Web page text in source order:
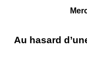
Au hasard